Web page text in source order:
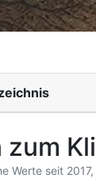
zum
Werte seit